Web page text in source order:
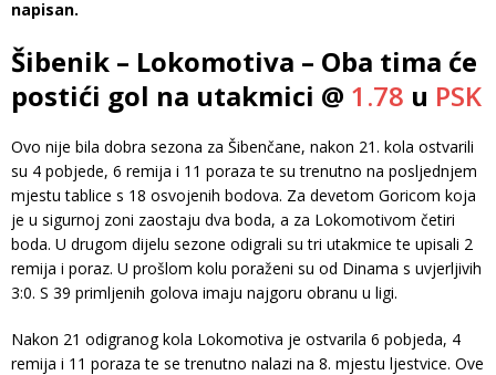
napisan.
Šibenik – Lokomotiva – Oba tima će
postići gol na utakmici @ 1.78 u PSK
Ovo nije bila dobra sezona za Šibenčane, nakon 21. kola ostvarili
su 4 pobjede, 6 remija i 11 poraza te su trenutno na posljednjem
mjestu tablice s 18 osvojenih bodova. Za devetom Goricom koja
je u sigurnoj zoni zaostaju dva boda, a za Lokomotivom četiri
boda. U drugom dijelu sezone odigrali su tri utakmice te upisali 2
remija i poraz. U prošlom kolu poraženi su od Dinama s uvjerljivih
3:0. S 39 primljenih golova imaju najgoru obranu u ligi.
Nakon 21 odigranog kola Lokomotiva je ostvarila 6 pobjeda, 4
remija i 11 poraza te se trenutno nalazi na 8. mjestu ljestvice. Ove